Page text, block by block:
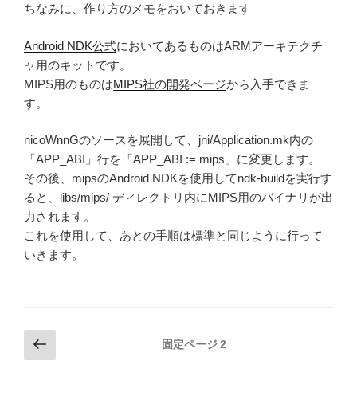
ちなみに、作り方のメモをおいておきます
Android NDK公式においてあるものはARMアーキテクチ
ャ用のキットです。
MIPS用のものはMIPS社の開発ページから入手できま
す。
nicoWnnGのソースを展開して、jni/Application.mk内の
「APP_ABI」行を「APP_ABI := mips」に変更します。
その後、mipsのAndroid NDKを使用してndk-buildを実行す
ると、libs/mips/ ディレクトリ内にMIPS用のバイナリが出
力されます。
これを使用して、あとの手順は標準と同じように行って
いきます。
投
稿
前
の
固定ページ2